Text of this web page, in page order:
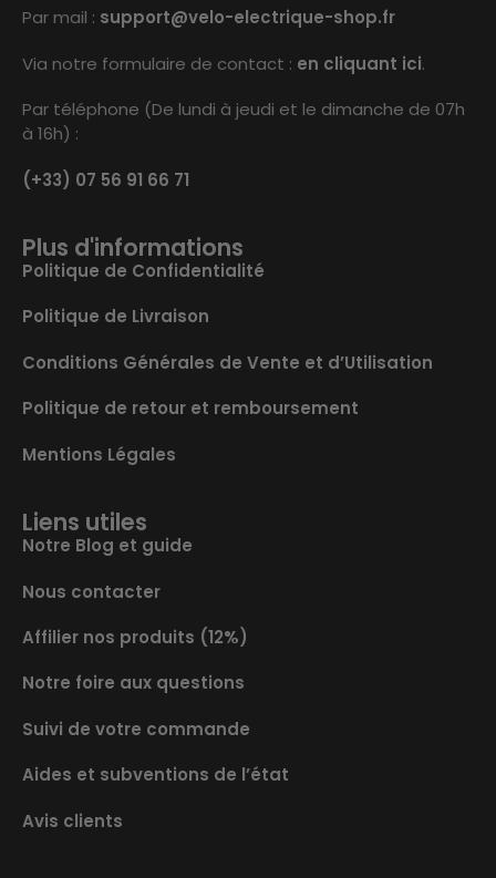
Par mail : support@velo-electrique-shop.fr
Via notre formulaire de contact : en cliquant ici.
Par téléphone (De lundi à jeudi et le dimanche de 07h
à 16h) :
(+33) 07 56 91 66 71
Plus d'informations
Politique de Confidentialité
Politique de Livraison
Conditions Générales de Vente et d’Utilisation
Politique de retour et remboursement
Mentions Légales
Liens utiles
Notre Blog et guide
Nous contacter
Affilier nos produits (12%)
Notre foire aux questions
Suivi de votre commande
Aides et subventions de l’état
Avis clients